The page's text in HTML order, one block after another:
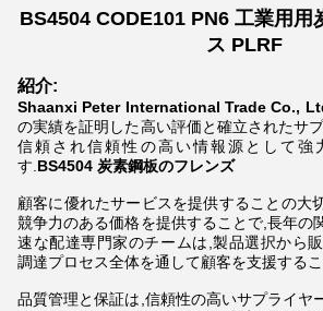
BS4504 CODE101 PN6 工業用用
ス PLRF
紹介:
Shaanxi Peter International Trade Co.,
の実績を証明した高い評価と確立されたサ
信頼され信頼性の高い情報源として強
す. BS4504 炭素鋼板のフレンズ
顧客に優れたサービスを提供することの大
競争力のある価格を提供することで,長年の
速な配達専門家のチームは,製品選択から
調達プロセス全体を通して顧客を支援する
品質管理と保証は,信頼性の高いサプライヤ